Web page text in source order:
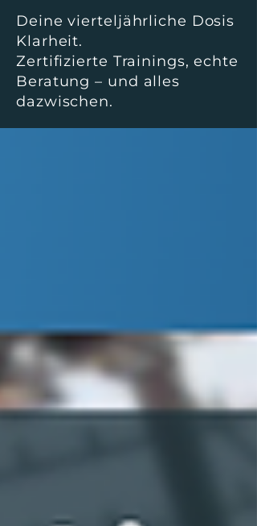
Deine vierteljährliche Dosis
Klarheit.
Zertifizierte Trainings, echte
Beratung – und alles
dazwischen.